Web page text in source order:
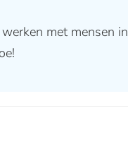
met mensen in